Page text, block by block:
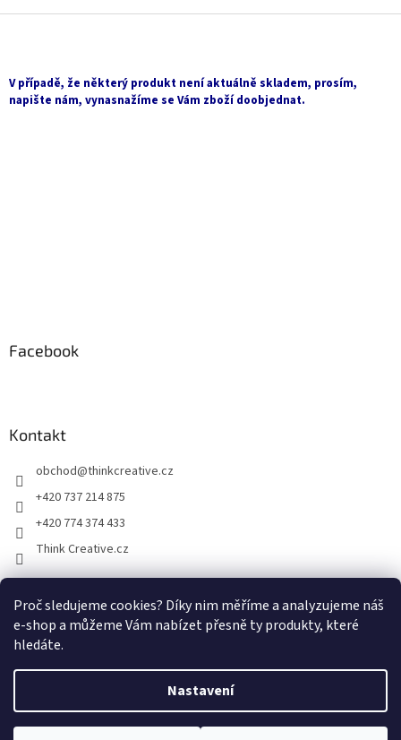
Proč sledujeme cookies? Díky nim měříme a analyzujeme náš
e-shop a můžeme Vám nabízet přesně ty produkty, které
hledáte.
Nastavení
p
r
v
v
V případě, že některý produkt není aktuálně skladem, prosím,
napište nám, vynasnažíme se Vám zboží doobjednat.
Facebook
Kontakt
obchod@thinkcreative.cz
+420 737 214 875
+420 774 374 433
Think Creative.cz
Zboží.cz Heureka.cz Facebook
Vytvořil Shoptet